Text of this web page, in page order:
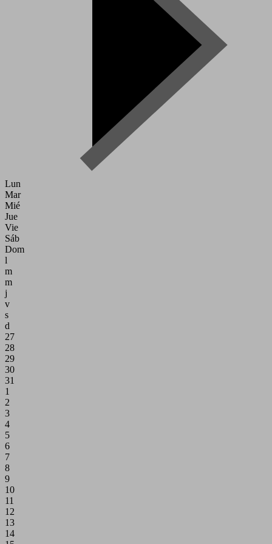
Lun
Mar
Mié
Jue
Vie
Sáb
Dom
l
m
m
j
v
s
d
27
28
29
30
31
1
2
3
4
5
6
7
8
9
10
11
12
13
14